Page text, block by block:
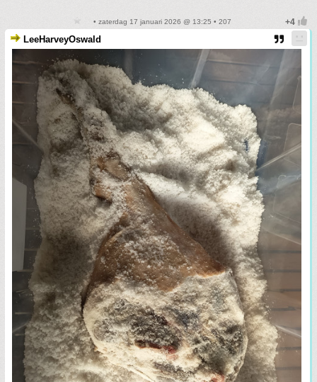
• zaterdag 17 januari 2026 @ 13:25 • 207
LeeHarveyOswald